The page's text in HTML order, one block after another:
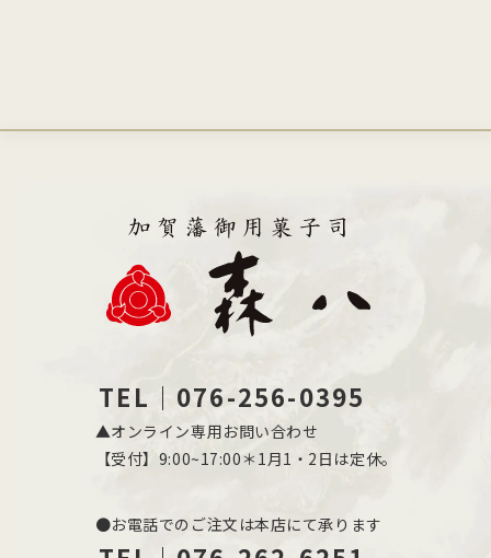
TEL｜076-256-0395
▲オンライン専用お問い合わせ
【受付】9:00~17:00＊1月1・2日は定休。
●お電話でのご注文は本店にて承ります